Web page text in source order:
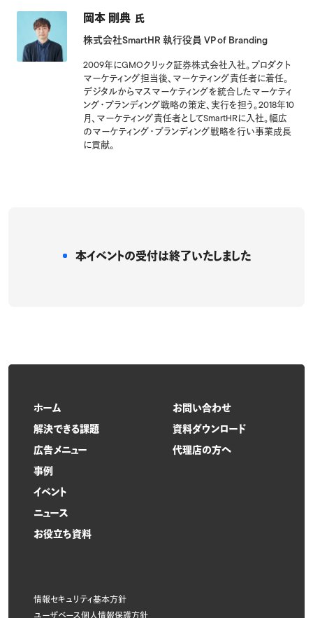
岡本 剛典 氏
株式会社SmartHR 執行役員 VP of Branding
2009年にGMOクリック証券株式会社入社。プロダクト
マーケティング担当後、マーケティング責任者に着任。
デジタルからマスマーケティングを統合したマーケティ
ング・ブランディング戦略の策定、実行を担う。2018年10
月、マーケティング責任者としてSmartHRに入社。幅広
のマーケティング・ブランディング戦略を行い事業成長
に貢献。
本イベントの受付は終了いたしました
ホーム
解決できる課題
広告メニュー
事例
イベント
ニュース
お役立ち資料
お問い合わせ
資料ダウンロード
代理店の方へ
情報セキュリティ基本方針